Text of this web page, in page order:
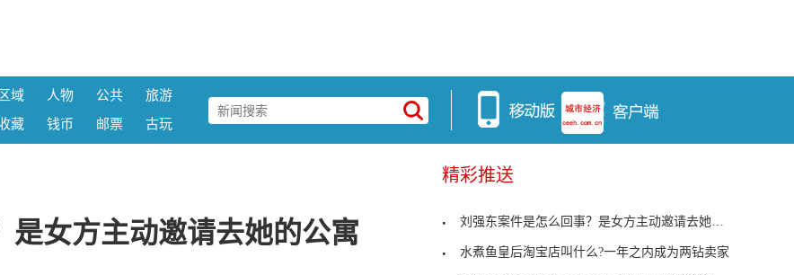
区域 人物 公共
旅游
藏 钱币 邮票 古玩
是女方主动邀请去她的公寓
精彩推送
刘强东案件是怎么回事？是女方主动邀请去她的公寓
水煮鱼皇后淘宝店叫什么?一年之内成为两钻卖家